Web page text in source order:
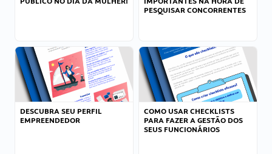
PESQUISAR CONCORRENTES
DESCUBRA SEU PERFIL
EMPREENDEDOR
COMO USAR CHECKLISTS
PARA FAZER A GESTÃO DOS
SEUS FUNCIONÁRIOS